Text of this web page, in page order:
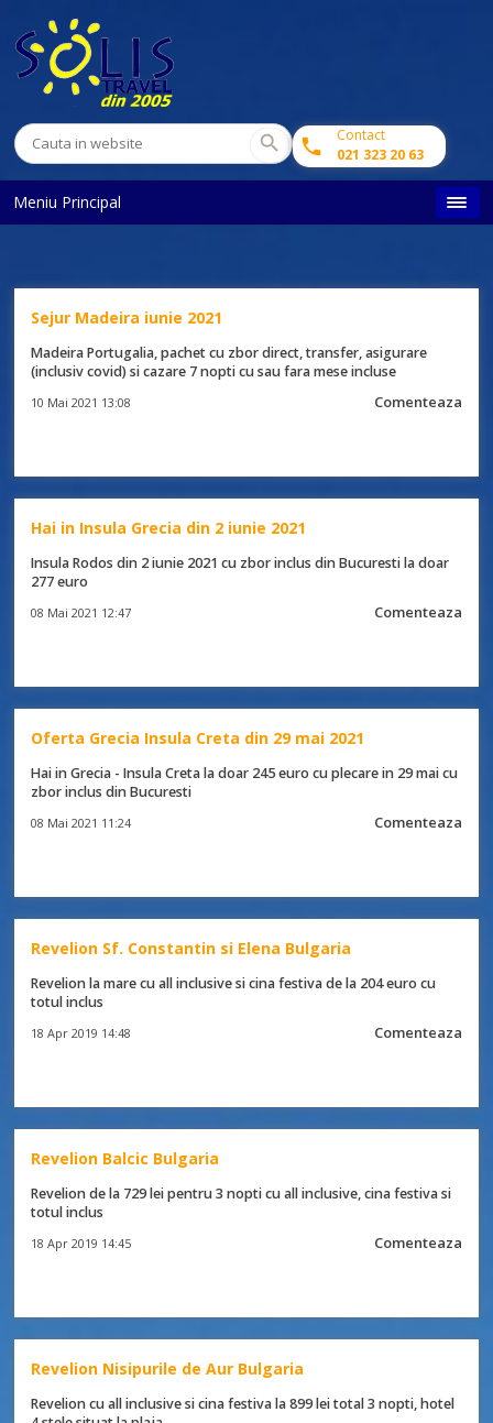
Contact
021 323 20 63
Meniu Principal
Sejur Madeira iunie 2021
Madeira Portugalia, pachet cu zbor direct, transfer, asigurare
(inclusiv covid) si cazare 7 nopti cu sau fara mese incluse
10 Mai 2021 13:08 Comenteaza
Hai in Insula Grecia din 2 iunie 2021
Insula Rodos din 2 iunie 2021 cu zbor inclus din Bucuresti la doar
277 euro
08 Mai 2021 12:47 Comenteaza
Oferta Grecia Insula Creta din 29 mai 2021
Hai in Grecia - Insula Creta la doar 245 euro cu plecare in 29 mai cu
zbor inclus din Bucuresti
08 Mai 2021 11:24 Comenteaza
Revelion Sf. Constantin si Elena Bulgaria
Revelion la mare cu all inclusive si cina festiva de la 204 euro cu
totul inclus
18 Apr 2019 14:48 Comenteaza
Revelion Balcic Bulgaria
Revelion de la 729 lei pentru 3 nopti cu all inclusive, cina festiva si
totul inclus
18 Apr 2019 14:45 Comenteaza
Revelion Nisipurile de Aur Bulgaria
Revelion cu all inclusive si cina festiva la 899 lei total 3 nopti, hotel